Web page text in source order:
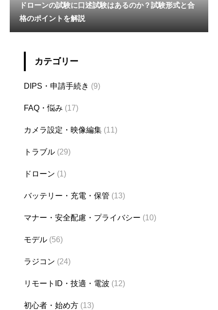
ドローンの試験に口述試験はあるのか？試験形式と合
格のポイントを解説
カテゴリー
DIPS・申請手続き (9)
FAQ・悩み (17)
カメラ設定・映像編集 (11)
トラブル (29)
ドローン (1)
バッテリー・充電・保管 (13)
マナー・安全配慮・プライバシー (10)
モデル (56)
ラジコン (24)
リモートID・技適・電波 (12)
初心者・始め方 (13)